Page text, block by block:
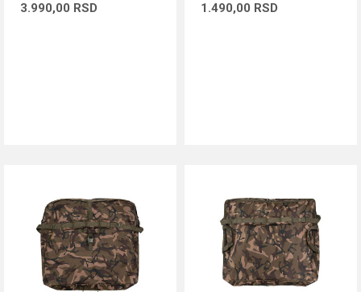
3.990,00 RSD 1.490,00 RSD